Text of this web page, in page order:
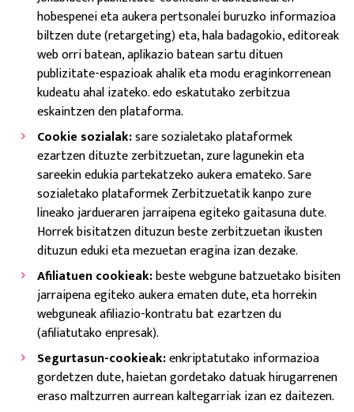
hobespenei eta aukera pertsonalei buruzko informazioa
biltzen dute (retargeting) eta, hala badagokio, editoreak
web orri batean, aplikazio batean sartu dituen
publizitate-espazioak ahalik eta modu eraginkorrenean
kudeatu ahal izateko. edo eskatutako zerbitzua
eskaintzen den plataforma.
Cookie sozialak:sare sozialetako plataformek
ezartzen dituzte zerbitzuetan, zure lagunekin eta
sareekin edukia partekatzeko aukera emateko. Sare
sozialetako plataformek Zerbitzuetatik kanpo zure
lineako jardueraren jarraipena egiteko gaitasuna dute.
Horrek bisitatzen dituzun beste zerbitzuetan ikusten
dituzun eduki eta mezuetan eragina izan dezake.
Afiliatuen cookieak:beste webgune batzuetako bisiten
jarraipena egiteko aukera ematen dute, eta horrekin
webguneak afiliazio-kontratu bat ezartzen du
(afiliatutako enpresak).
Segurtasun-cookieak:enkriptatutako informazioa
gordetzen dute, haietan gordetako datuak hirugarrenen
eraso maltzurren aurrean kaltegarriak izan ez daitezen.